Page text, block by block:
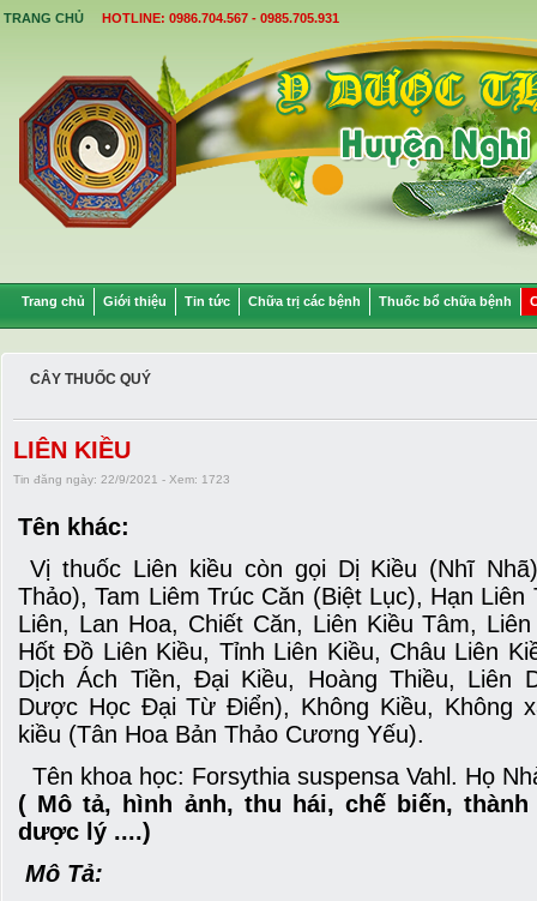
TRANG CHỦ HOTLINE: 0986.704.567 - 0985.705.931
Trang chủ Giới thiệu Tin tức Chữa trị các bệnh Thuốc bổ chữa bệnh
CÂY THUỐC QUÝ
LIÊN KIỀU
Tin đăng ngày: 22/9/2021 - Xem: 1723
Tên khác:
Vị thuốc Liên kiều còn gọi Dị Kiều (Nhĩ
Thảo), Tam Liêm Trúc Căn (Biệt Lục), Hạn
Liên, Lan Hoa, Chiết Căn, Liên Kiều Tâm,
Hốt Đồ Liên Kiều, Tỉnh Liên Kiều, Châu Liên
Dịch Ách Tiền, Đại Kiều, Hoàng Thiều, Liên
Dược Học Đại Từ Điển), Không Kiều, Không
kiều (Tân Hoa Bản Thảo Cương Yếu).
Tên khoa học: Forsythia suspensa Vahl. Họ
( Mô tả, hình ảnh, thu hái, chế biến,
dược lý ....)
Mô Tả: